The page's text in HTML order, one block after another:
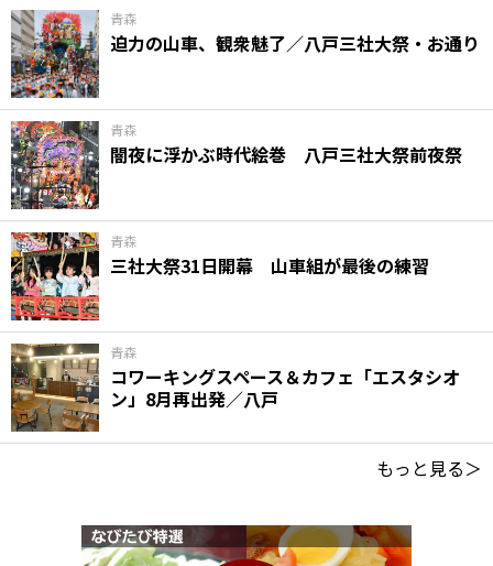
青森
迫力の山車、観衆魅了／八戸三社大祭・お通り
青森
闇夜に浮かぶ時代絵巻 八戸三社大祭前夜祭
青森
三社大祭31日開幕 山車組が最後の練習
青森
コワーキングスペース＆カフェ「エスタシオ
ン」8月再出発／八戸
もっと見る＞